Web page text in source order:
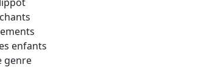
enfants
genre